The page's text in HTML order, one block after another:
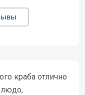
краба отлично